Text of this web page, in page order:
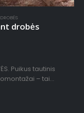
drobės
Puikus tautinis
– tai